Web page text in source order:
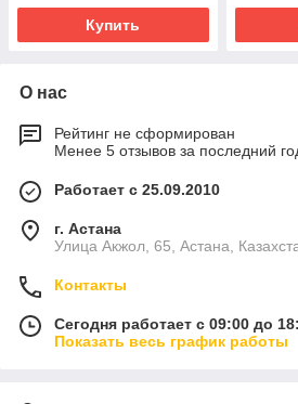
Купить
О нас
Рейтинг не сформирован
Менее 5 отзывов за последний
Работает с 25.09.2010
г. Астана
Улица Акжол, 65, Астана,
Контакты
Сегодня работает с 09:00 до
Показать весь график работы